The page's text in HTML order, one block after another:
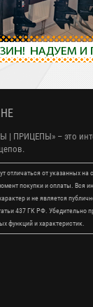
| ПРИЦЕПЫ» – это
отличаться от указанных на
покупки и оплаты. Вся
и не является
437 ГК РФ. Убедительно
функций и характеристик.